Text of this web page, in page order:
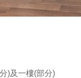
)及一樓(部分)